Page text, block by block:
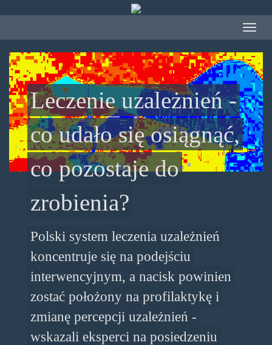
treści
Toggle
Leczenie uzależnień -
co udało się osiągnąć,
co pozostaje do
zrobienia?
Polski system leczenia uzależnień
koncentruje się na podejściu
interwencyjnym, a nacisk powinien
zostać położony na profilaktykę i
zmianę percepcji uzależnień -
wskazali eksperci na posiedzeniu